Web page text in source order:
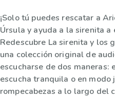
¡Solo tú puedes rescatar a
Úrsula y ayuda a la sirenita a
Redescubre La sirenita y los
una colección original de
escucharse de dos maneras:
escucha tranquila o en modo
rompecabezas a lo largo del